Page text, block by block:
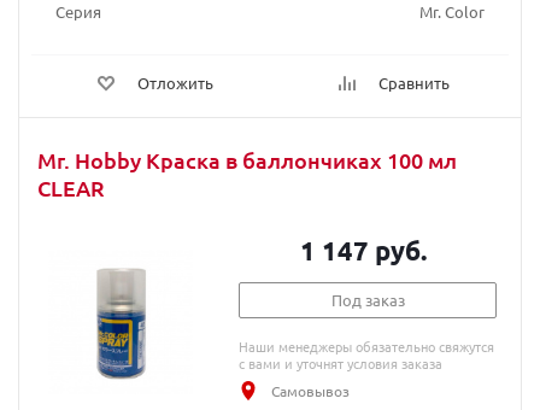
Серия
Mr. Color
Отложить Сравнить
Mr. Hobby Краска в баллончиках 100 мл
CLEAR
1 147 руб.
Под заказ
Наши менеджеры обязательно свяжутся
с вами и уточнят условия заказа
Самовывоз